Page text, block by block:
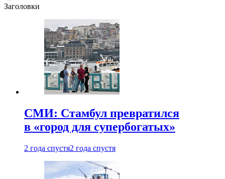
Заголовки
СМИ: Стамбул превратился
в «город для супербогатых»
2 года спустя2 года спустя